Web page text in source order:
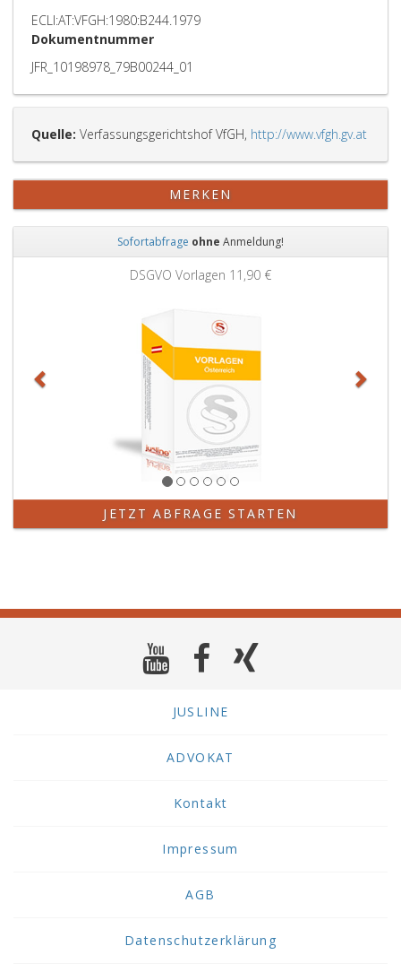
ECLI:AT:VFGH:1980:B244.1979
Dokumentnummer
JFR_10198978_79B00244_01
Quelle: Verfassungsgerichtshof VfGH, http://www.vfgh.gv.at
MERKEN
Sofortabfrage ohne Anmeldung!
DSGVO Vorlagen 11,90 €
JETZT ABFRAGE STARTEN
JUSLINE
ADVOKAT
Kontakt
Impressum
AGB
Datenschutzerklärung